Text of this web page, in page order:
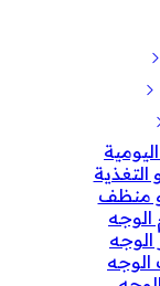
التغذية
منظف